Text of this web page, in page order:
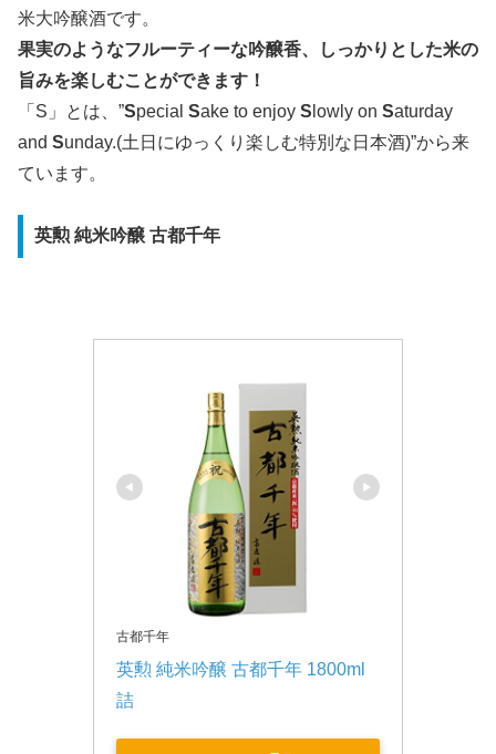
米大吟醸酒です。
果実のようなフルーティーな吟醸香、しっかりとした米の
旨みを楽しむことができます！
「S」とは、”Special Sake to enjoy S lowly on Saturday
and Sunday.(土日にゆっくり楽しむ特別な日本酒)”から来
ています。
英勲 純米吟醸 古都千年
古都千年
英勲 純米吟醸 古都千年 1800ml
詰